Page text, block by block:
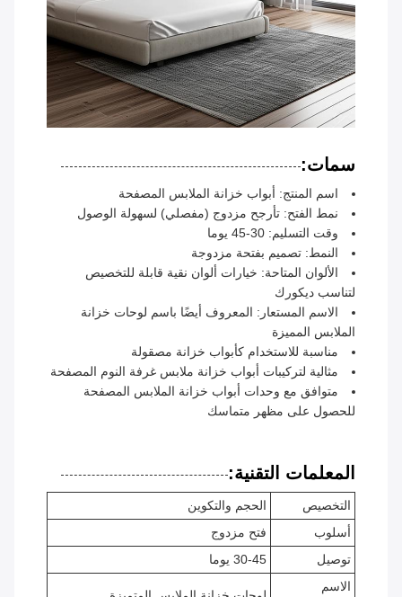
سمات:
اسم المنتج: أبواب خزانة الملابس المصفحة
نمط الفتح: تأرجح مزدوج (مفصلي) لسهولة الوصول
وقت التسليم: 30-45 يوما
النمط: تصميم بفتحة مزدوجة
الألوان المتاحة: خيارات ألوان نقية قابلة للتخصيص
لتناسب ديكورك
الاسم المستعار: المعروف أيضًا باسم لوحات خزانة
الملابس المميزة
مناسبة للاستخدام كأبواب خزانة مصقولة
مثالية لتركيبات أبواب خزانة ملابس غرفة النوم المصفحة
متوافق مع وحدات أبواب خزانة الملابس المصفحة
للحصول على مظهر متماسك
المعلمات التقنية:
التخصيص
الحجم والتكوين
أسلوب
فتح مزدوج
توصيل
30-45 يوما
الاسم